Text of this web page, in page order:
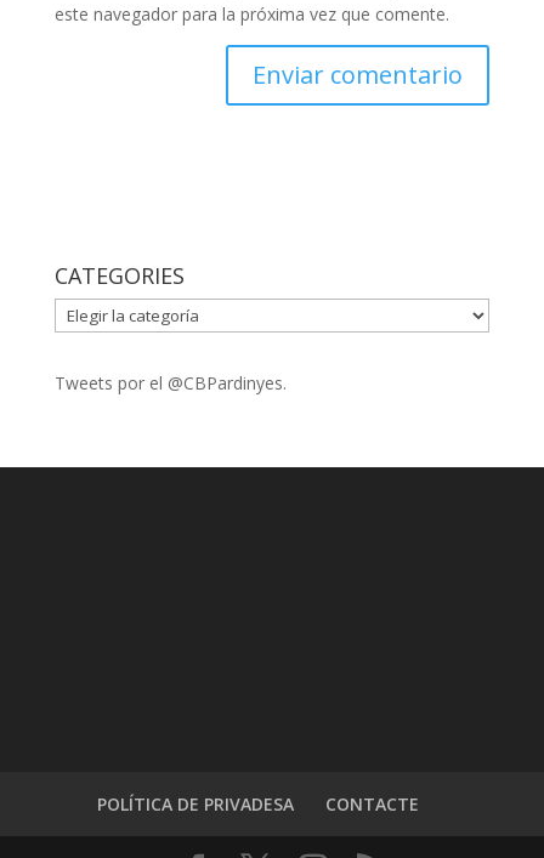
este navegador para la próxima vez que comente.
CATEGORIES
CATEGORIES
Tweets por el @CBPardinyes.
POLÍTICA DE PRIVADESA CONTACTE